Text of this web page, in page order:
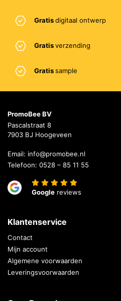
Gratisdigitaal ontwerp
Gratisverzending
Gratissample
PromoBee BV
Pascalstraat 8
7903 BJ Hoogeveen
Email: info@promobee.nl
Telefoon: 0528 – 85 11 55
Google reviews
Klantenservice
Contact
Mijn account
Algemene voorwaarden
Leveringsvoorwaarden